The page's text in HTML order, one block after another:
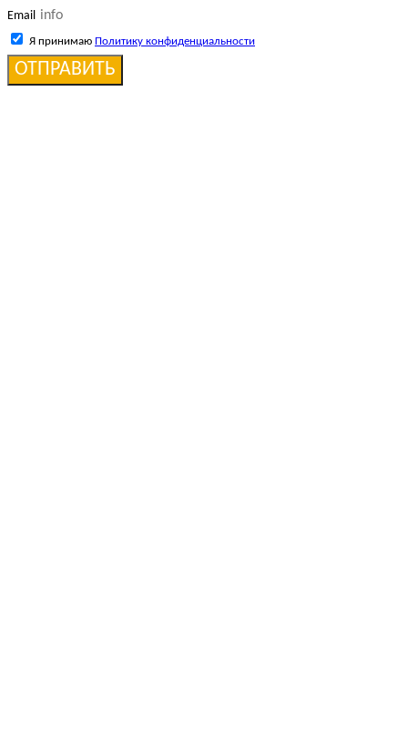
Email
Я принимаю Политику конфиденциальности
ОТПРАВИТЬ